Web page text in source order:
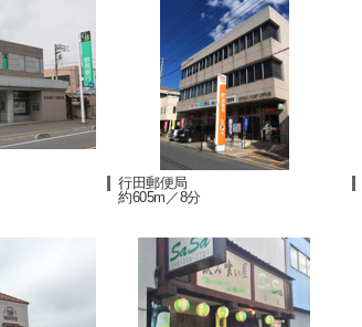
行田郵便局
約605m／8分